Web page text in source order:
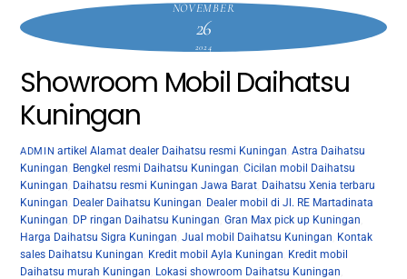
NOVEMBER
26
2024
Showroom Mobil Daihatsu
Kuningan
ADMIN artikel Alamat dealer Daihatsu resmi Kuningan ,Astra Daihatsu
Kuningan Bengkel resmi Daihatsu Kuningan ,Cicilan mobil Daihatsu
Kuningan Daihatsu resmi Kuningan Jawa Barat Daihatsu Xenia terbaru
Kuningan Dealer Daihatsu Kuningan Dealer mobil di Jl. RE Martadinata
Kuningan DP ringan Daihatsu Kuningan ,Gran Max pick up Kuningan
Harga Daihatsu Sigra Kuningan ,Jual mobil Daihatsu Kuningan Kontak
sales Daihatsu Kuningan Kredit mobil Ayla Kuningan Kredit mobil
Daihatsu murah Kuningan Lokasi showroom Daihatsu Kuningan